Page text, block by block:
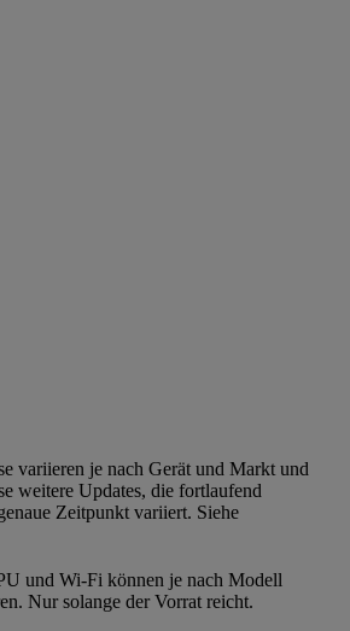
variieren je nach Gerät und Markt und
weitere Updates, die fortlaufend
Zeitpunkt variiert. Siehe
und Wi-Fi können je nach Modell
Nur solange der Vorrat reicht.